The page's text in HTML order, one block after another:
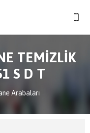
TEMİZLİK
S D T
Arabaları